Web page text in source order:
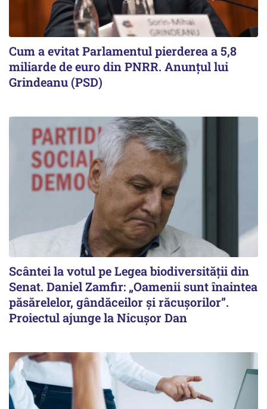
Cum a evitat Parlamentul pierderea a 5,8
miliarde de euro din PNRR. Anunțul lui
Grindeanu (PSD)
Scântei la votul pe Legea biodiversității din
Senat. Daniel Zamfir: „Oamenii sunt înaintea
păsărelelor, gândăceilor și răcușorilor”.
Proiectul ajunge la Nicușor Dan